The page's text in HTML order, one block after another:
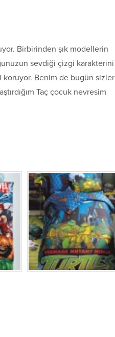
Birbirinden şık modellerin
sevdiği çizgi karakterini
koruyor. Benim de bugün sizler
Taç çocuk nevresim